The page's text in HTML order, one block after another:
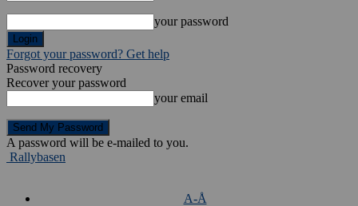
your password
Forgot your password? Get help
Password recovery
Recover your password
your email
A password will be e-mailed to you.
Rallybasen
A-Å